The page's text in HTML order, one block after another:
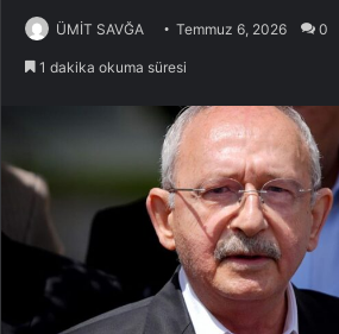
ÜMİT SAVĞA Temmuz 6, 2026 0
1 dakika okuma süresi